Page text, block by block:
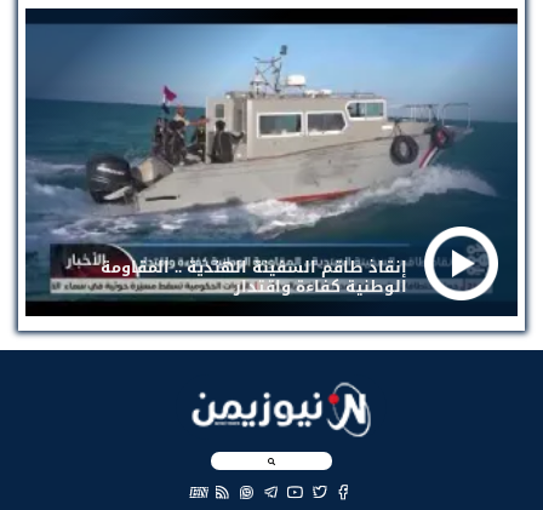
إنقاذ طاقم السفينة الهندية .. المقاومة
الوطنية كفاءة واقتدار
EN